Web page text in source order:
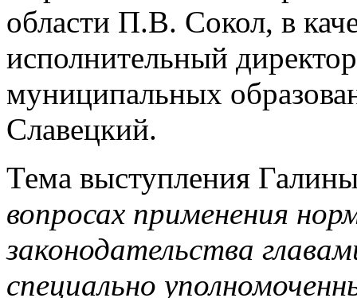
области П.В. Сокол, в
исполнительный
муниципальных
Славецкий.
Тема выступления
вопросах применения
законодательства
специально